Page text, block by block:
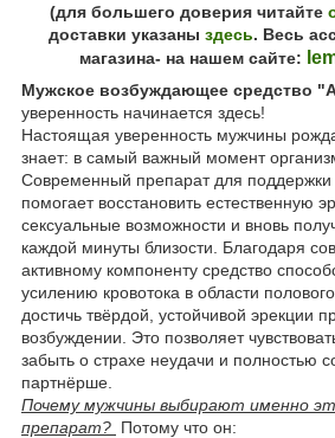
(для большего доверия читайте
доставки указаны здесь. Весь
магазина- на нашем сайте:
Мужское возбуждающее средство
уверенность начинается здесь!
Настоящая уверенность мужчины
знает: в самый важный момент
Современный препарат для
помогает восстановить естественную
сексуальные возможности и вновь
каждой минуты близости. Благодаря
активному компоненту средство
усилению кровотока в области
достичь твёрдой, устойчивой эрекции
возбуждении. Это позволяет
забыть о страхе неудачи и полностью
партнёрше.
Почему мужчины выбирают именно
препарат? Потому что он: